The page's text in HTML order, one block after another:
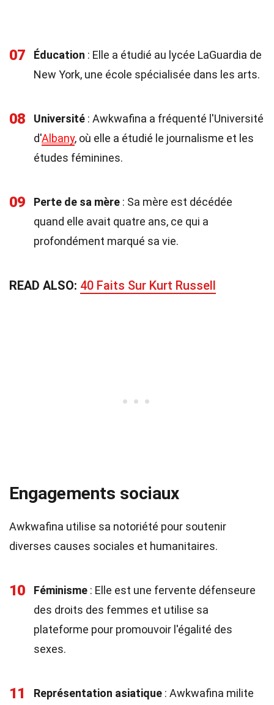
07 Éducation : Elle a étudié au lycée LaGuardia de
New York, une école spécialisée dans les arts.
08 Université : Awkwafina a fréquenté l'Université
d'Albany, où elle a étudié le journalisme et les
études féminines.
09 Perte de sa mère : Sa mère est décédée
quand elle avait quatre ans, ce qui a
profondément marqué sa vie.
READ ALSO: 40 Faits Sur Kurt Russell
Engagements sociaux
Awkwafina utilise sa notoriété pour soutenir
diverses causes sociales et humanitaires.
10 Féminisme : Elle est une fervente défenseure
des droits des femmes et utilise sa
plateforme pour promouvoir l'égalité des
sexes.
11 Représentation asiatique : Awkwafina milite